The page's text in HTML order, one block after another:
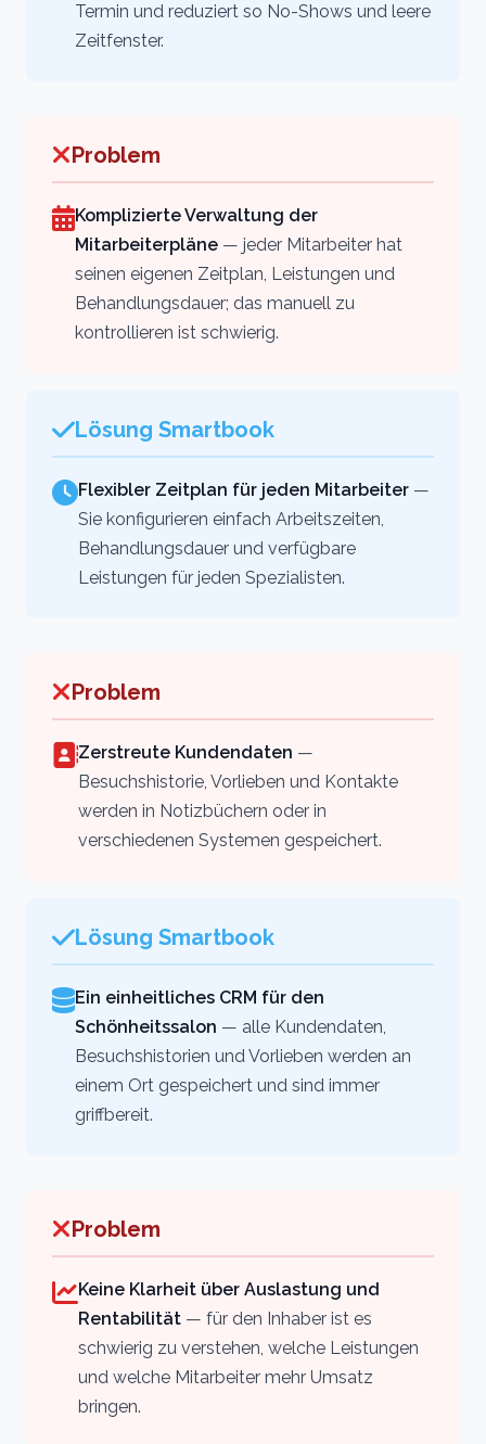
Termin und reduziert so No-Shows und leere
Zeitfenster.
Problem
Komplizierte Verwaltung der
Mitarbeiterpläne — jeder Mitarbeiter hat
seinen eigenen Zeitplan, Leistungen und
Behandlungsdauer; das manuell zu
kontrollieren ist schwierig.
Lösung Smartbook
Flexibler Zeitplan für jeden Mitarbeiter —
Sie konfigurieren einfach Arbeitszeiten,
Behandlungsdauer und verfügbare
Leistungen für jeden Spezialisten.
Problem
Zerstreute Kundendaten —
Besuchshistorie, Vorlieben und Kontakte
werden in Notizbüchern oder in
verschiedenen Systemen gespeichert.
Lösung Smartbook
Ein einheitliches CRM für den
Schönheitssalon — alle Kundendaten,
Besuchshistorien und Vorlieben werden an
einem Ort gespeichert und sind immer
griffbereit.
Problem
Keine Klarheit über Auslastung und
Rentabilität — für den Inhaber ist es
schwierig zu verstehen, welche Leistungen
und welche Mitarbeiter mehr Umsatz
bringen.